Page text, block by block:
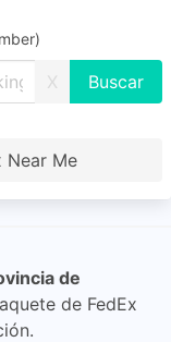
X
Near Me
de
de FedEx